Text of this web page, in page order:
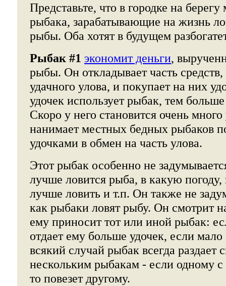
Представьте, что в городке на
рыбака, зарабатывающие на жизнь
рыбы. Оба хотят в будущем
Рыбак #1 экономит деньги,
рыбы. Он откладывает часть
удачного улова, и покупает на них
удочек использует рыбак, тем
Скоро у него становится очень
нанимает местных бедных рыбаков
удочками в обмен на часть улова.
Этот рыбак особенно не
лучше ловится рыба, в какую погоду,
лучше ловить и т.п. Он также не
как рыбаки ловят рыбу. Он смотрит
ему приносит тот или иной рыбак:
отдает ему больше удочек, если
всякий случай рыбак всегда раздает
нескольким рыбакам - если одному с
то повезет другому.